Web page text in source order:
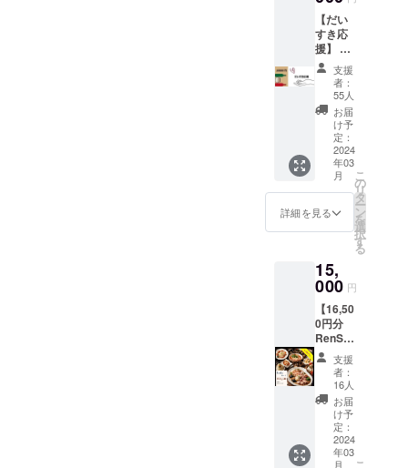
文章の
刻印に
ご変更
いたし
ます。
ご希望
の方は
「備考
欄」に
ご記入
くださ
い。
※「備考
欄」に
メッ
セージ
を刻印
させて
いただ
きます
※以下コ
ピペで
お使い
くださ
の刻印
を希望
しま
場合、
次回来
店時に
繰り越
し利用
可 ・ド
リンク
のみで
も利用
効期限
RenSa
オープ
ンから2
本券の
利用に
て、お
釣りは
ご容赦
いただ
いてお
りま
す。
【だい
すき応
援】 ス
タッフ
から感
謝の気
持ちを
込め
て、お
礼の
メール
を送ら
せてい
ただき
ます。
にお名
前（個
人名、
法人
名、
キャッ
チコ
ピー
可）を
掲示さ
せてい
ただき
ます。
※掲載内
支援
者：
55人
お届
け予
定：
2024
年03
月
詳細を見る
こ
の
リ
タ
ー
ン
を
選
択
す
る
15,
000 円
【16,50
0円分
RenSa
カー
ド】 お
会計の
際に割
引券と
してご
利用い
ただけ
支援
者：
16人
お届
け予
定：
2024
年03
月